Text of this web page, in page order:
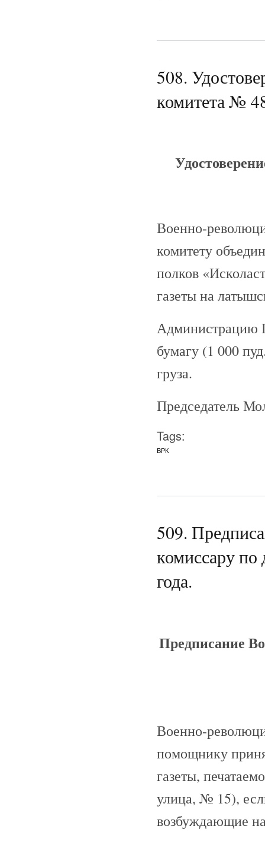
508.
комитета №
Военно-
комитету
полков
газеты на
Администрацию
бумагу (1 000
груза.
Председатель
Tags:
ВРК
509.
комиссару
года.
Предписание
Военно-
помощнику
газеты,
улица, № 15),
возбуждающие